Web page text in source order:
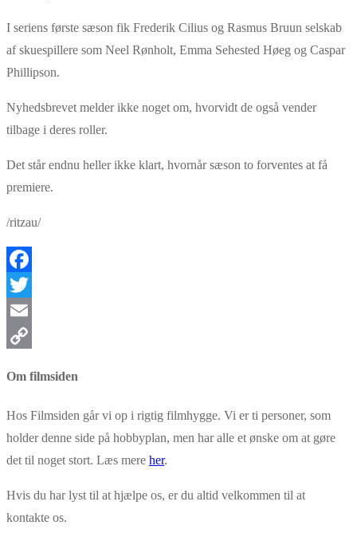
I seriens første sæson fik Frederik Cilius og Rasmus Bruun selskab
af skuespillere som Neel Rønholt, Emma Sehested Høeg og Caspar
Phillipson.
Nyhedsbrevet melder ikke noget om, hvorvidt de også vender
tilbage i deres roller.
Det står endnu heller ikke klart, hvornår sæson to forventes at få
premiere.
/ritzau/
Facebook
Twitter
Email
Om filmsiden
Hos Filmsiden går vi op i rigtig filmhygge. Vi er ti personer, som
holder denne side på hobbyplan, men har alle et ønske om at gøre
det til noget stort. Læs mere her.
Hvis du har lyst til at hjælpe os, er du altid velkommen til at
kontakte os.